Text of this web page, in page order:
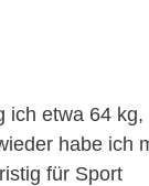
ich etwa 64 kg,
habe ich
für Sport